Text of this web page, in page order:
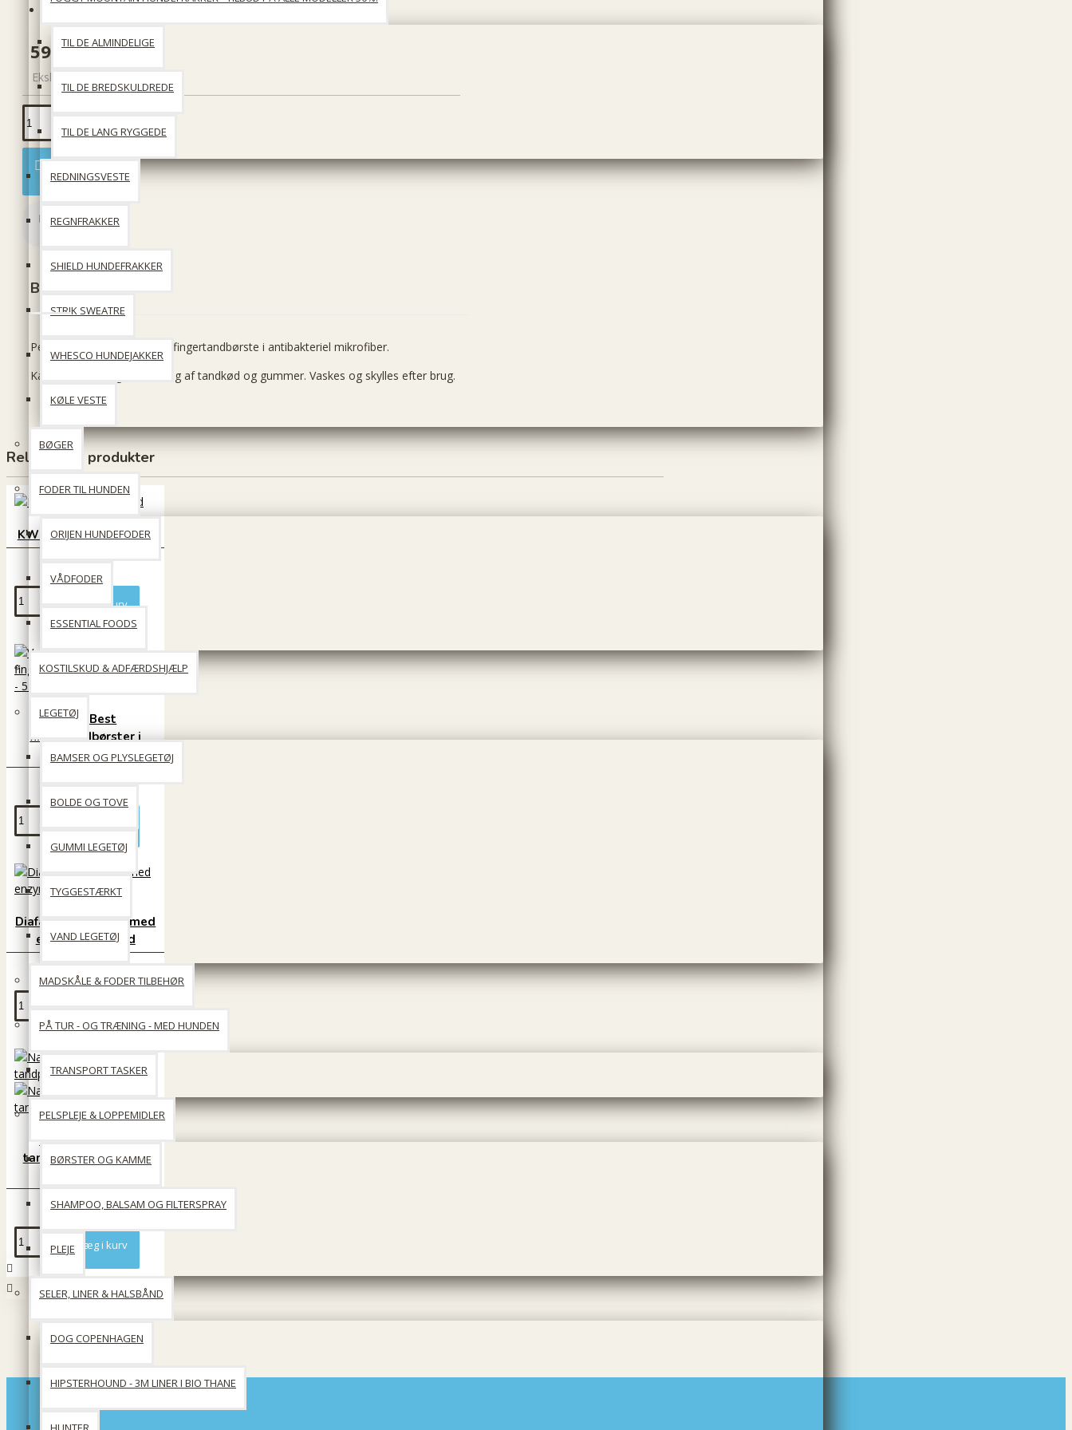
TIL DE ALMINDELIGE
TIL DE BREDSKULDREDE
TIL DE LANG RYGGEDE
REDNINGSVESTE
REGNFRAKKER
SHIELD HUNDEFRAKKER
STRIK SWEATRE
WHESCO HUNDEJAKKER
KØLE VESTE
BØGER
FODER TIL HUNDEN
ORIJEN HUNDEFODER
VÅDFODER
ESSENTIAL FOODS
KOSTILSKUD & ADFÆRDSHJÆLP
LEGETØJ
BAMSER OG PLYSLEGETØJ
BOLDE OG TOVE
GUMMI LEGETØJ
TYGGESTÆRKT
VAND LEGETØJ
MADSKÅLE & FODER TILBEHØR
PÅ TUR - OG TRÆNING - MED HUNDEN
TRANSPORT TASKER
PELSPLEJE & LOPPEMIDLER
BØRSTER OG KAMME
SHAMPOO, BALSAM OG FILTERSPRAY
PLEJE
SELER, LINER & HALSBÅND
DOG COPENHAGEN
HIPSTERHOUND - 3M LINER I BIO THANE
59 DKK
Ekskl. moms: 47 DKK
Beskrivelse
Petosan Oral Cleaner er en fingertandbørste i antibakteriel mikrofiber.
Kan bruges daglig til rensning af tandkød og gummer. Vaskes og skylles efter brug.
Relaterede produkter
KW Tandpasta til hund
Læg i kurv
Vet´s Best
fingertandbørster i
silikone - 5 stk.
Diafarm tandpasta med
enzymer til hund
tandpleje til hund og
119 DKK
Læg i kurv